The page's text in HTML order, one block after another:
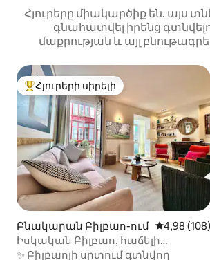
Հյուրերը միակարծիք են. այս
գնահատվել իրենց
մաքրության և այլ
Հյուրերի սիրելի լավագույն տները
Հյուրերի սիրելի
Բնակարան Բիլբաո-ում Միջին
4,98 (108)
Իսկական Բիլբաո, հաճելի
հանգիստ ջերմությամբ
✨ Բիլբաոյի սրտում գտնվող